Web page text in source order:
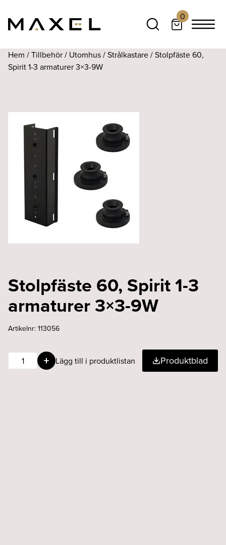
0
Hem /Tillbehör/ Utomhus/Strålkastare/ Stolpfäste 60,
Spirit 1-3 armaturer 3×3-9W
Stolpfäste 60, Spirit 1-3
armaturer 3×3-9W
Artikelnr: 113056
Stolpfäste
60,
Lägg till i produktlistan Produktblad